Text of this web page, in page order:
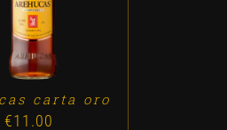
carta oro
€11.00